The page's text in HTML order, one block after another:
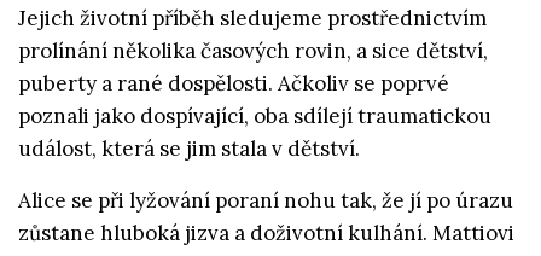
Jejich životní příběh sledujeme prostřednictvím
prolínání několika časových rovin, a sice dětství,
puberty a rané dospělosti. Ačkoliv se poprvé
poznali jako dospívající, oba sdílejí traumatickou
událost, která se jim stala v dětství.
Alice se při lyžování poraní nohu tak, že jí po úrazu
zůstane hluboká jizva a doživotní kulhání. Mattiovi